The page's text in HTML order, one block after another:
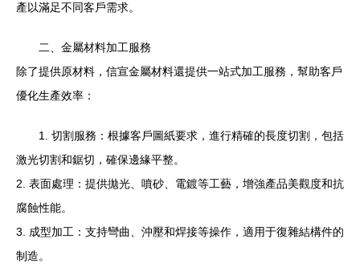
產以滿足不同客戶需求。
二、金屬材料加工服務
除了提供原材料，信宣金屬材料還提供一站式加工服務，幫助客戶
優化生產效率：
1. 切割服務：根據客戶圖紙要求，進行精確的長度切割，包括
激光切割和鋸切，確保邊緣平整。
2. 表面處理：提供拋光、噴砂、電鍍等工藝，增強產品美觀度和抗
腐蝕性能。
3. 成型加工：支持彎曲、沖壓和焊接等操作，適用于復雜結構件的
制造。